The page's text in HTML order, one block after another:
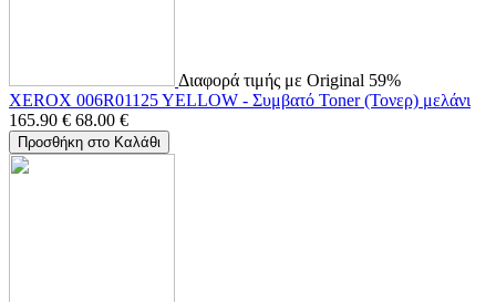
Διαφορά τιμής με Original 59%
XEROX 006R01125 YELLOW - Συμβατό Toner (Τονερ) μελάνι
165.90 € 68.00 €
Προσθήκη στο Καλάθι